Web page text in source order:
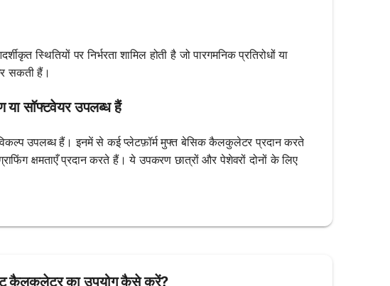
स्थितियों पर निर्भरता शामिल होती है जो पारगमनिक प्रतिरोधों या
सकती हैं।
सॉफ्टवेयर उपलब्ध हैं
उपलब्ध हैं। इनमें से कई प्लेटफ़ॉर्म मुफ्त बेसिक कैलकुलेटर प्रदान करते
क्षमताएँ प्रदान करते हैं। ये उपकरण छात्रों और पेशेवरों दोनों के लिए
कैलकुलेटर का उपयोग कैसे करें?